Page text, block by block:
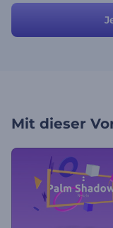
Mit dieser